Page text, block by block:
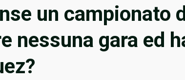
un campionato
nessuna gara ed